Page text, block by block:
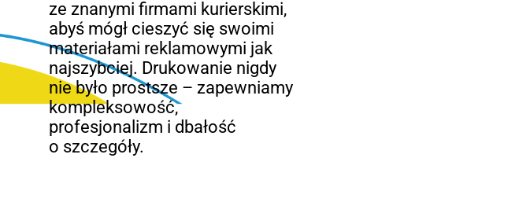
ze znanymi firmami kurierskimi,
abyś mógł cieszyć się swoimi
materiałami reklamowymi jak
najszybciej. Drukowanie nigdy
nie było prostsze – zapewniamy
kompleksowość,
profesjonalizm i dbałość
o szczegóły.